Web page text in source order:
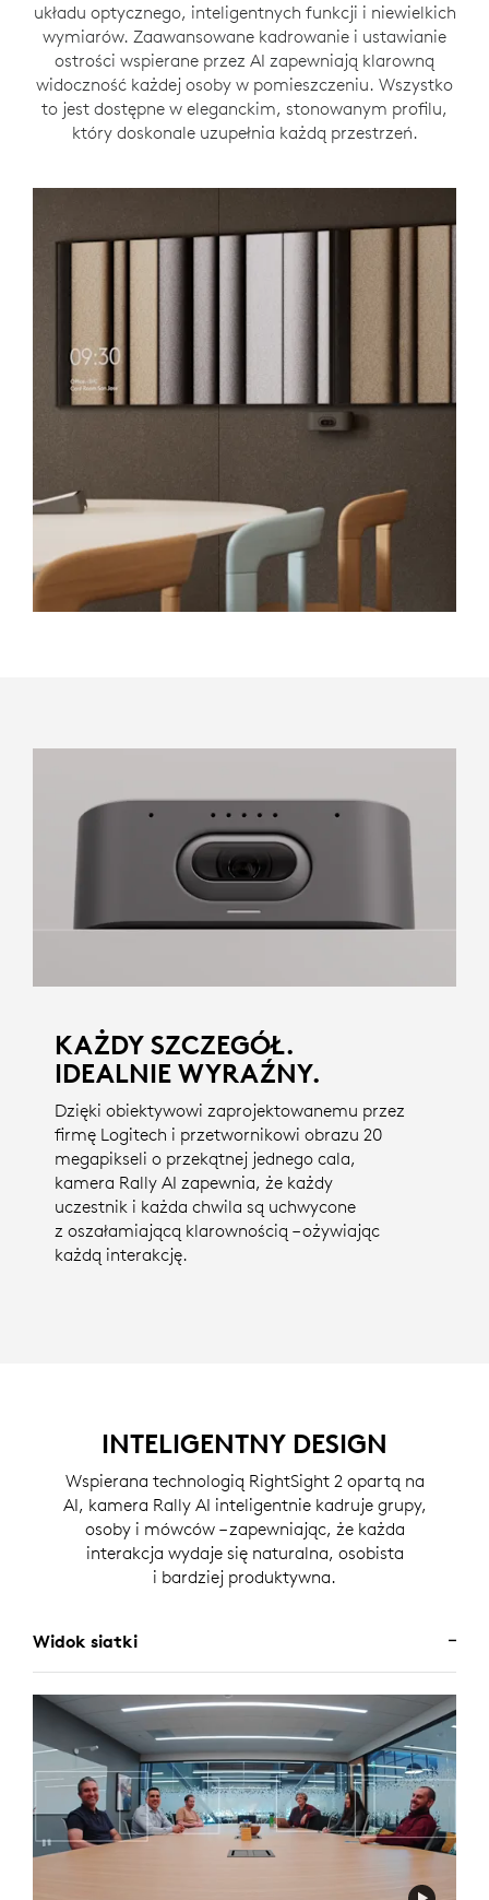
układu optycznego, inteligentnych funkcji i niewielkich
wymiarów. Zaawansowane kadrowanie i ustawianie
ostrości wspierane przez AI zapewniają klarowną
widoczność każdej osoby w pomieszczeniu. Wszystko
to jest dostępne w eleganckim, stonowanym profilu,
który doskonale uzupełnia każdą przestrzeń.
KAŻDY SZCZEGÓŁ.
IDEALNIE WYRAŹNY.
Dzięki obiektywowi zaprojektowanemu przez
firmę Logitech i przetwornikowi obrazu 20
megapikseli o przekątnej jednego cala,
kamera Rally AI zapewnia, że każdy
uczestnik i każda chwila są uchwycone
z oszałamiającą klarownością – ożywiając
każdą interakcję.
INTELIGENTNY DESIGN
Wspierana technologią RightSight 2 opartą na
AI, kamera Rally AI inteligentnie kadruje grupy,
osoby i mówców – zapewniając, że każda
interakcja wydaje się naturalna, osobista
i bardziej produktywna.
Widok siatki